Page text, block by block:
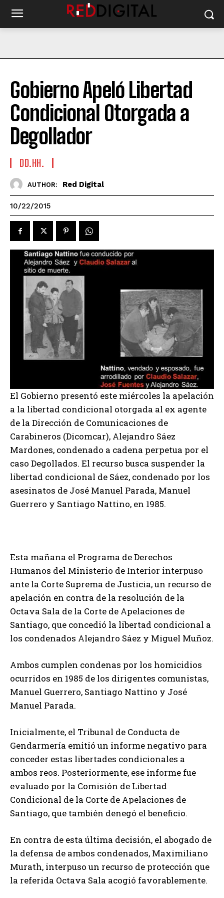
Gobierno Apeló Libertad
Condicional Otorgada a
Degollador
DD.HH.
AUTHOR: Red Digital
10/22/2015
El Gobierno presentó este miércoles la apelación
a la libertad condicional otorgada al ex agente
de la Dirección de Comunicaciones de
Carabineros (Dicomcar), Alejandro Sáez
Mardones, condenado a cadena perpetua por el
caso Degollados. El recurso busca suspender la
libertad condicional de Sáez, condenado por los
asesinatos de José Manuel Parada, Manuel
Guerrero y Santiago Nattino, en 1985.
Esta mañana el Programa de Derechos
Humanos del Ministerio de Interior interpuso
ante la Corte Suprema de Justicia, un recurso de
apelación en contra de la resolución de la
Octava Sala de la Corte de Apelaciones de
Santiago, que concedió la libertad condicional a
los condenados Alejandro Sáez y Miguel Muñoz.
Ambos cumplen condenas por los homicidios
ocurridos en 1985 de los dirigentes comunistas,
Manuel Guerrero, Santiago Nattino y José
Manuel Parada.
Inicialmente, el Tribunal de Conducta de
Gendarmería emitió un informe negativo para
conceder estas libertades condicionales a
ambos reos. Posteriormente, ese informe fue
evaluado por la Comisión de Libertad
Condicional de la Corte de Apelaciones de
Santiago, que también denegó el beneficio.
En contra de esta última decisión, el abogado de
la defensa de ambos condenados, Maximiliano
Murath, interpuso un recurso de protección que
la referida Octava Sala acogió favorablemente.